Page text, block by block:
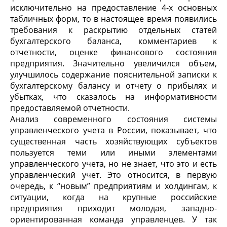
исключительно на предоставление 4-х основных
табличных форм, то в настоящее время появились
требования к раскрытию отдельных статей
бухгалтерского баланса, комментариев к
отчетности, оценке финансового состояния
предприятия. Значительно увеличился объем,
улучшилось содержание пояснительной записки к
бухгалтерскому балансу и отчету о прибылях и
убытках, что сказалось на информативности
предоставляемой отчетности.
Анализ современного состояния системы
управленческого учета в России, показывает, что
существенная часть хозяйствующих субъектов
пользуется теми или иными элементами
управленческого учета, но не знает, что это и есть
управленческий учет. Это относится, в первую
очередь, к “новым” предприятиям и холдингам, к
ситуации, когда на крупные российские
предприятия приходит молодая, западно-
ориентированная команда управленцев. У так